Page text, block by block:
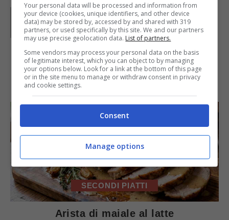
Parole diKati Irrente
Giornalista poliedrica scrivo per il web dal 2008. Sono
appassionata del vivere green e della buona cucina,
divido il tempo libero tra musica, cinema e fumetti
d’autore.
IN PRIMO PIANO
SECONDI PIATTI
Arista di maiale al latte
Your personal data will be processed and information from
your device (cookies, unique identifiers, and other device
data) may be stored by, accessed by and shared with 319
partners, or used specifically by this site. We and our partners
may use precise geolocation data. List of partners.
Some vendors may process your personal data on the basis
of legitimate interest, which you can object to by managing
your options below. Look for a link at the bottom of this page
or in the site menu to manage or withdraw consent in privacy
and cookie settings.
Consent
Manage options